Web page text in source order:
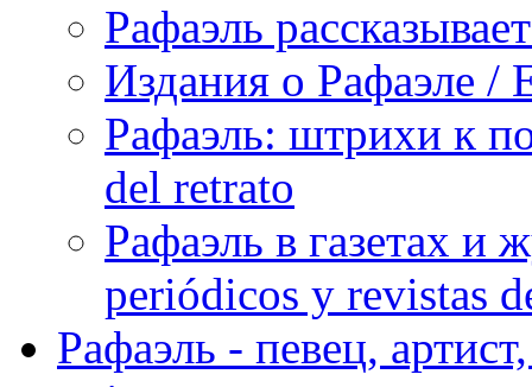
Рафаэль
Издания о Рафаэле /
Рафаэль: штрихи к
del retrato
Рафаэль в газетах и
periódicos y revistas
Рафаэль - певец,